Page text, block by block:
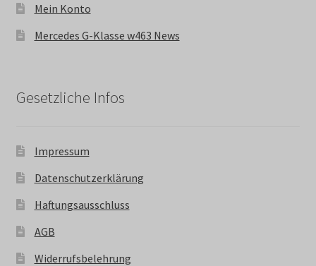
Mein Konto
Mercedes G-Klasse w463 News
Gesetzliche Infos
Impressum
Datenschutzerklärung
Haftungsausschluss
AGB
Widerrufsbelehrung